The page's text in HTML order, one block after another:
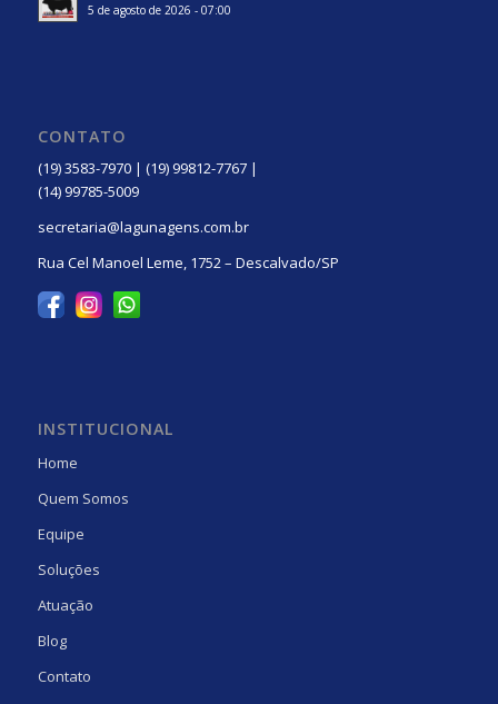
5 de agosto de 2026 - 07:00
CONTATO
(19) 3583-7970 | (19) 99812-7767 |
(14) 99785-5009
secretaria@lagunagens.com.br
Rua Cel Manoel Leme, 1752 – Descalvado/SP
INSTITUCIONAL
Home
Quem Somos
Equipe
Soluções
Atuação
Blog
Contato